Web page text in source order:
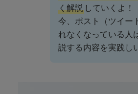
く解説していくよ！
今、ポスト（ツイー
れなくなっている人
説する内容を実践し